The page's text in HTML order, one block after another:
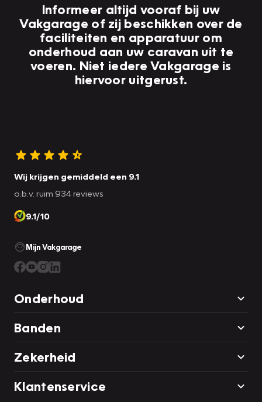
Informeer altijd vooraf bij uw
Vakgarage of zij beschikken over de
faciliteiten en apparatuur om
onderhoud aan uw caravan uit te
voeren. Niet iedere Vakgarage is
hiervoor uitgerust.
Wij krijgen gemiddeld een 9.1
o.b.v. ruim 934 reviews
9.1/10
Mijn Vakgarage
Onderhoud
Banden
Zekerheid
Klantenservice